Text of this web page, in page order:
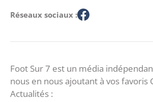
Réseaux sociaux :
Foot Sur 7 est un média
nous en nous ajoutant à vos favoris
Actualités :